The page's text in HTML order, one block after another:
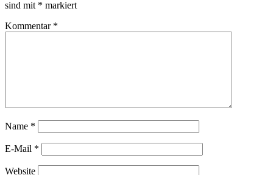
sind mit * markiert
Kommentar *
Name *
E-Mail *
Website